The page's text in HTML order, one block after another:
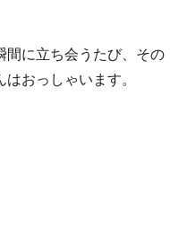
間に立ち会うたび、その
おっしゃいます。